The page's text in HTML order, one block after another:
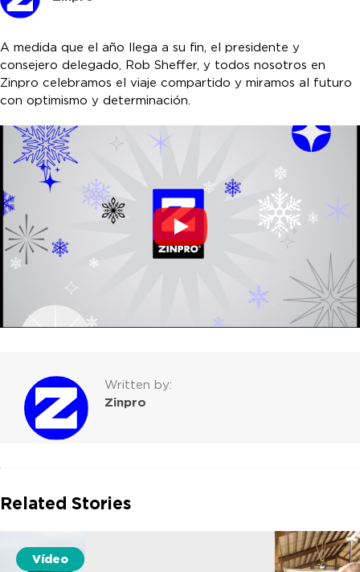
A medida que el año llega a su fin, el presidente y
consejero delegado, Rob Sheffer, y todos nosotros en
Zinpro celebramos el viaje compartido y miramos al futuro
con optimismo y determinación.
Written by:
Zinpro
Related Stories
Vídeo